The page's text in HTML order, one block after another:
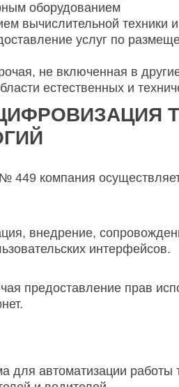
оборудованием
вычислительной техники
услуг по
не включенная в
естественных и
449 компания
внедрение,
интерфейсов.
предоставление прав
автоматизации работы